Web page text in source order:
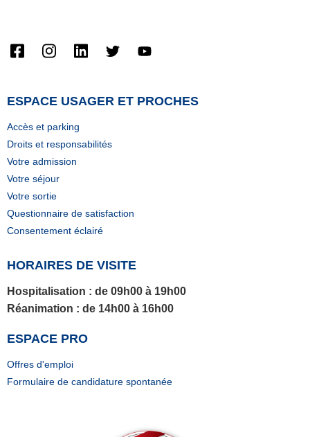
ESPACE USAGER ET PROCHES
Accès et parking
Droits et responsabilités
Votre admission
Votre séjour
Votre sortie
Questionnaire de satisfaction
Consentement éclairé
HORAIRES DE VISITE
Hospitalisation : de 09h00 à 19h00
Réanimation : de 14h00 à 16h00
ESPACE PRO
Offres d'emploi
Formulaire de candidature spontanée